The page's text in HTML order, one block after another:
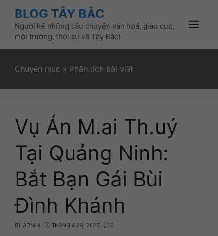
content
BLOG TÂY BẮC
Người kể những câu chuyện văn hoá, giáo dục,
môi trường, thời sự về Tây Bắc!
Menu
Chuyên mục » Phân tích bài viết
Vụ Án M.ai Th.uý
Tại Quảng Ninh:
Bắt Bạn Gái Bùi
Đình Khánh
BY ADMIN THÁNG 4 28, 2025 0